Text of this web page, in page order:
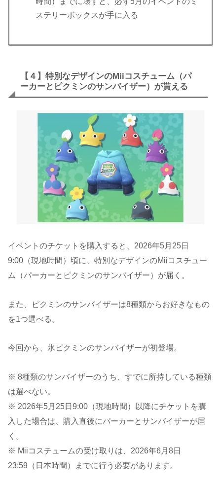
ステリーボックスが手に入る
【４】特別なデザインのMiiコスチューム（パ
ーカーとピクミンのサンバイザー）が貰える
イベントのチケットを購入すると、2026年5月25日
9:00（現地時間）頃に、特別なデザインのMiiコスチュー
ム（パーカーとピクミンのサンバイザー）が届く。
また、ピクミンのサンバイザーは8種類からお好きなもの
を1つ選べる。
今回から、氷ピクミンのサンバイザーが初登場。
※ 8種類のサンバイザーのうち、すでに所持している種類
は選べない。
※ 2026年5月25日9:00（現地時間）以降にチケットを購
入した場合は、購入直後にパーカーとサンバイザーが届
く。
※ Miiコスチュームの受け取りは、2026年6月8日
23:59（日本時間）までに行う必要があります。